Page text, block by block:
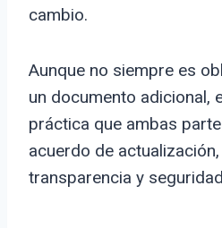
cambio.
Aunque no siempre es
un documento adicional,
práctica que ambas
acuerdo de
transparencia y